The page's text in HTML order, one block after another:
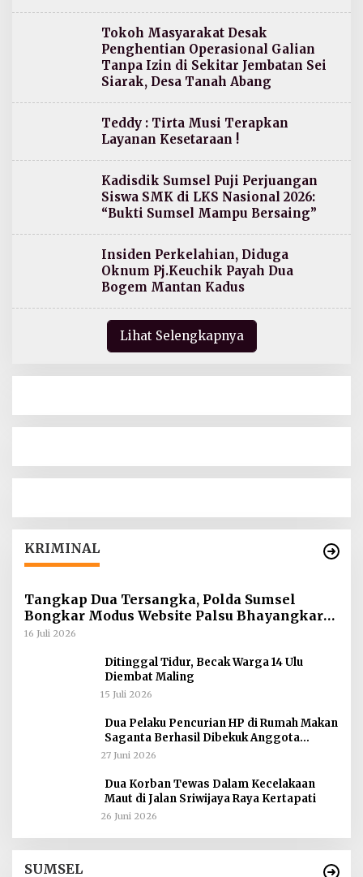
Tokoh Masyarakat Desak
Penghentian Operasional Galian
Tanpa Izin di Sekitar Jembatan Sei
Siarak, Desa Tanah Abang
Teddy : Tirta Musi Terapkan
Layanan Kesetaraan !
Kadisdik Sumsel Puji Perjuangan
Siswa SMK di LKS Nasional 2026:
“Bukti Sumsel Mampu Bersaing”
Insiden Perkelahian, Diduga
Oknum Pj.Keuchik Payah Dua
Bogem Mantan Kadus
Lihat Selengkapnya
KRIMINAL
Tangkap Dua Tersangka, Polda Sumsel
Bongkar Modus Website Palsu Bhayangkara
Run
16 Juli 2026
Ditinggal Tidur, Becak Warga 14 Ulu
Diembat Maling
15 Juli 2026
Dua Pelaku Pencurian HP di Rumah Makan
Saganta Berhasil Dibekuk Anggota
Polsekta SU II Palembang !!
27 Juni 2026
Dua Korban Tewas Dalam Kecelakaan
Maut di Jalan Sriwijaya Raya Kertapati
26 Juni 2026
SUMSEL
Operasional Galian Tanpa Izin di Sekitar
Jembatan Sei Siarak, Desa Tanah Abang
Di Berita, Sumsel